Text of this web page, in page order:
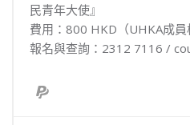
民青年大使』
費用：800 HKD（UHKA成員
報名與查詢：2312 7116 /